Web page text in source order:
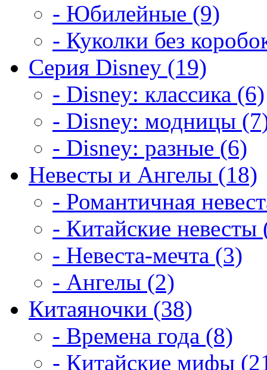
- Юбилейные (9)
- Куколки без
Серия Disney (19)
- Disney: классика (6)
- Disney: модницы
- Disney: разные (6)
Невесты и Ангелы (18)
- Романтичная
- Китайские невесты
- Невеста-мечта (3)
- Ангелы (2)
Китаяночки (38)
- Времена года (8)
- Китайские мифы